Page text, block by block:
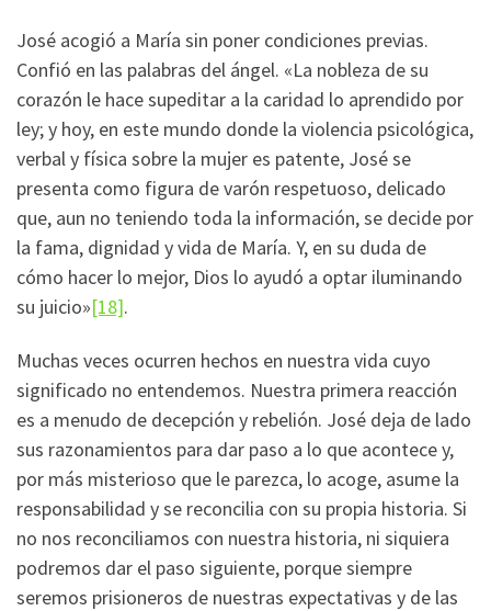
José acogió a María sin poner condiciones previas.
Confió en las palabras del ángel. «La nobleza de su
corazón le hace supeditar a la caridad lo aprendido por
ley; y hoy, en este mundo donde la violencia psicológica,
verbal y física sobre la mujer es patente, José se
presenta como figura de varón respetuoso, delicado
que, aun no teniendo toda la información, se decide por
la fama, dignidad y vida de María. Y, en su duda de
cómo hacer lo mejor, Dios lo ayudó a optar iluminando
su juicio»[18].
Muchas veces ocurren hechos en nuestra vida cuyo
significado no entendemos. Nuestra primera reacción
es a menudo de decepción y rebelión. José deja de lado
sus razonamientos para dar paso a lo que acontece y,
por más misterioso que le parezca, lo acoge, asume la
responsabilidad y se reconcilia con su propia historia. Si
no nos reconciliamos con nuestra historia, ni siquiera
podremos dar el paso siguiente, porque siempre
seremos prisioneros de nuestras expectativas y de las